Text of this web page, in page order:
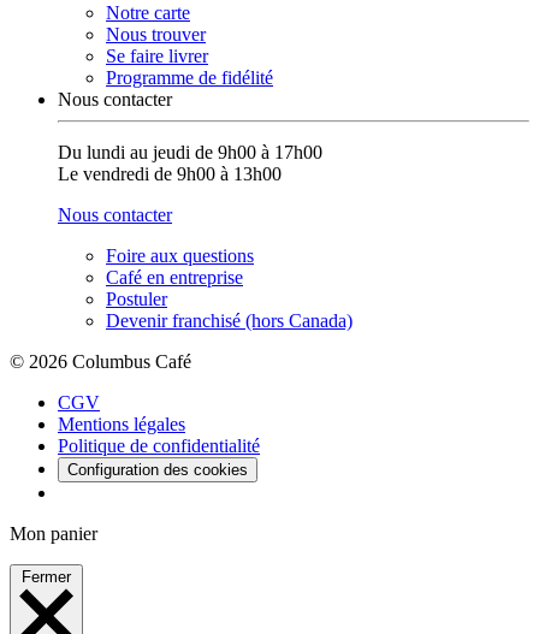
Notre carte
Nous trouver
Se faire livrer
Programme de fidélité
Nous contacter
Du lundi au jeudi de 9h00 à 17h00
Le vendredi de 9h00 à 13h00
Nous contacter
Foire aux questions
Café en entreprise
Postuler
Devenir franchisé (hors Canada)
© 2026 Columbus Café
CGV
Mentions légales
Politique de confidentialité
Configuration des cookies
Mon panier
Fermer